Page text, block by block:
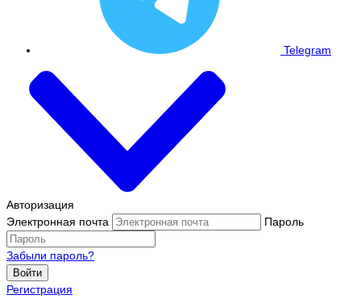
Telegram
Авторизация
Электронная почта
Пароль
Забыли пароль?
Войти
Регистрация